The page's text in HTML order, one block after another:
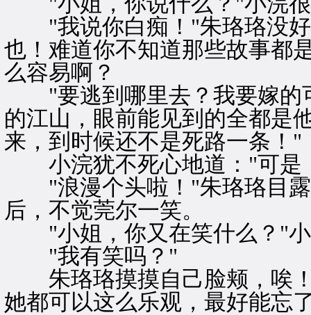
"我说你白痴！"朱珞珞没好
也！难道你不知道那些故事都
么容易啊？
"要逃到哪里去？我要嫁的
的江山，眼前能见到的全都是
来，到时候还不是死路一条！"
小浣犹不死心地道："可是
"浪漫个头啦！"朱珞珞目露
后，不觉莞尔一笑。
"小姐，你又在笑什么？"小
"我有笑吗？"
朱珞珞摸摸自己脸颊，唉！
她都可以这么乐观，最好能